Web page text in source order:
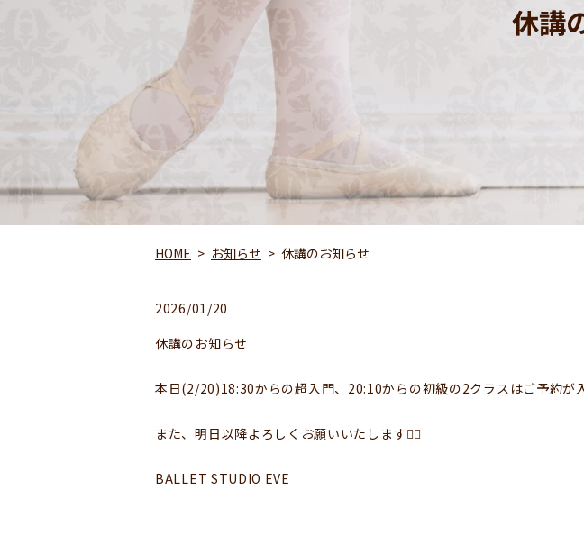
休講
HOME お知らせ 休講のお知らせ
2026/01/20
休講のお知らせ
本日(2/20)18:30からの超入門、20:10からの初級の2クラスはご予約が
また、明日以降よろしくお願いいたします🙇‍♀️
BALLET STUDIO EVE